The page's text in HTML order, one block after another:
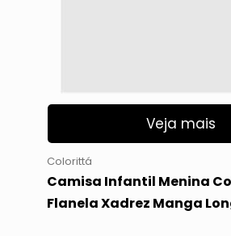
Veja mais
Colorittá
Camisa Infantil Menina
Flanela Xadrez Manga